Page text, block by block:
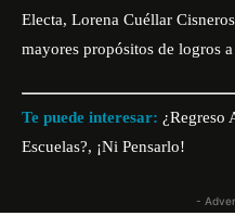
Electa, Lorena Cuéllar
mayores propósitos de logros
Te puede interesar: ¿Regreso
Escuelas?, ¡Ni Pensarlo!
-